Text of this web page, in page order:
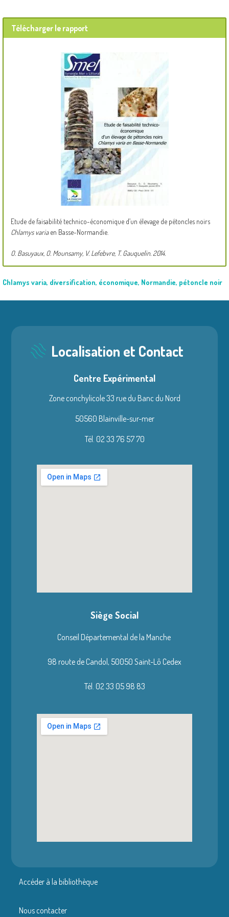
Télécharger le rapport
Etude de faisabilité technico-économique d’un élevage de pétoncles noirs
Chlamys variaen Basse-Normandie.
O. Basuyaux, O. Mounsamy, V. Lefebvre, T. Gauquelin. 2014.
Chlamys varia, diversification, économique, Normandie, pétoncle noir
Localisation et Contact
Centre Expérimental
Zone conchylicole 33 rue du Banc du Nord
50560 Blainville-sur-mer
Tél. 02 33 76 57 70
Siège Social
Conseil Départemental de la Manche
98 route de Candol, 50050 Saint-Lô Cedex
Tél. 02 33 05 98 83
Accéder à la bibliothèque
Nous contacter